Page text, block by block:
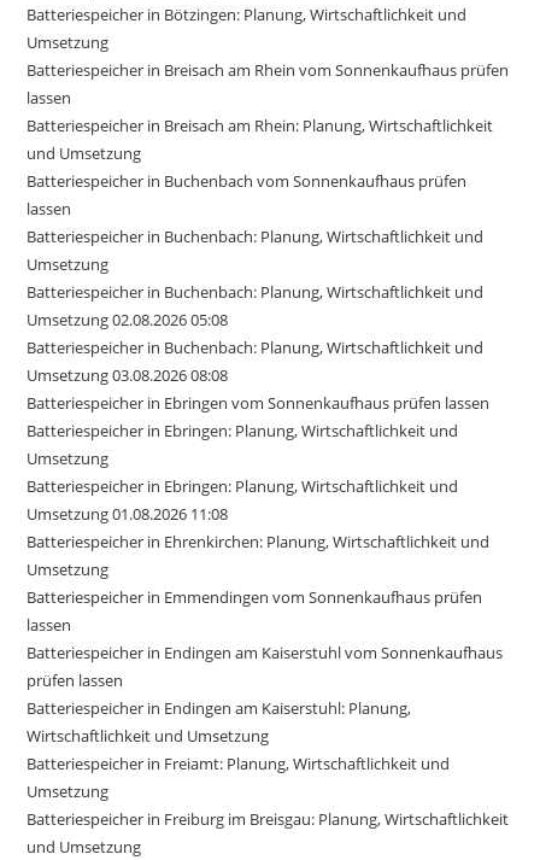
Batteriespeicher in Bötzingen: Planung, Wirtschaftlichkeit und
Umsetzung
Batteriespeicher in Breisach am Rhein vom Sonnenkaufhaus prüfen
lassen
Batteriespeicher in Breisach am Rhein: Planung, Wirtschaftlichkeit
und Umsetzung
Batteriespeicher in Buchenbach vom Sonnenkaufhaus prüfen
lassen
Batteriespeicher in Buchenbach: Planung, Wirtschaftlichkeit und
Umsetzung
Batteriespeicher in Buchenbach: Planung, Wirtschaftlichkeit und
Umsetzung 02.08.2026 05:08
Batteriespeicher in Buchenbach: Planung, Wirtschaftlichkeit und
Umsetzung 03.08.2026 08:08
Batteriespeicher in Ebringen vom Sonnenkaufhaus prüfen lassen
Batteriespeicher in Ebringen: Planung, Wirtschaftlichkeit und
Umsetzung
Batteriespeicher in Ebringen: Planung, Wirtschaftlichkeit und
Umsetzung 01.08.2026 11:08
Batteriespeicher in Ehrenkirchen: Planung, Wirtschaftlichkeit und
Umsetzung
Batteriespeicher in Emmendingen vom Sonnenkaufhaus prüfen
lassen
Batteriespeicher in Endingen am Kaiserstuhl vom Sonnenkaufhaus
prüfen lassen
Batteriespeicher in Endingen am Kaiserstuhl: Planung,
Wirtschaftlichkeit und Umsetzung
Batteriespeicher in Freiamt: Planung, Wirtschaftlichkeit und
Umsetzung
Batteriespeicher in Freiburg im Breisgau: Planung, Wirtschaftlichkeit
und Umsetzung